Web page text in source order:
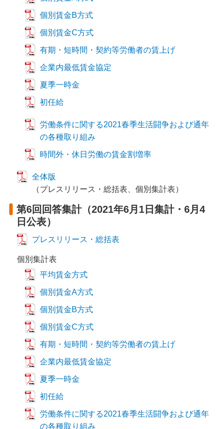
個別賃金B方式
個別賃金C方式
有期・短時間・契約等労働者の賃上げ
企業内最低賃金協定
夏季一時金
初任給
労働条件に関する2021春季生活闘争および通年
の各種取り組み
時間外・休日労働の賃金割増率
全体版
（プレスリリース・総括表、個別集計表）
第6回回答集計（2021年6月1日集計・6月4
日公表）
プレスリリース・総括表
個別集計表
平均賃金方式
個別賃金A方式
個別賃金B方式
個別賃金C方式
有期・短時間・契約等労働者の賃上げ
企業内最低賃金協定
夏季一時金
初任給
労働条件に関する2021春季生活闘争および通年
の各種取り組み